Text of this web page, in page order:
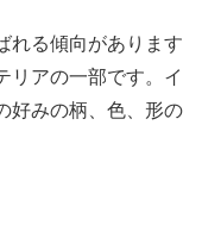
れる傾向があります
リアの一部です。イ
好みの柄、色、形の